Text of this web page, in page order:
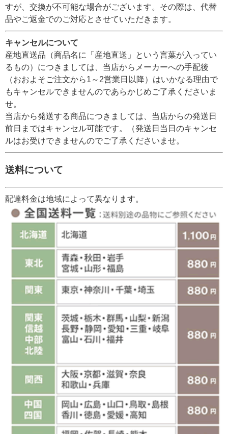
すが、交換が不可能な場合がございます。その際は、代替
品やご返金でのご対応とさせていただきます。
キャンセルについて
産地直送品（商品名に「産地直送」という言葉が入ってい
るもの）につきましては、当店からメーカーへの手配後
（おおよそご注文から1～2営業日以降）はいかなる理由で
もキャンセルできませんのであらかじめご了承くださいま
せ。
当店から発送する商品につきましては、当店からの発送日
前日まではキャンセル可能です。（発送日当日のキャンセ
ルはお受けできませんのでご了承くださいませ。
送料について
配達料金は地域によって異なります。